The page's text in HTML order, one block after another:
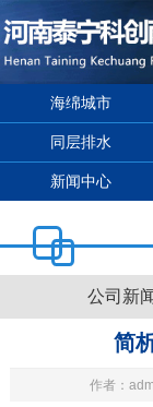
海绵城市
同层排水
新闻中心
公司新
简
作者：